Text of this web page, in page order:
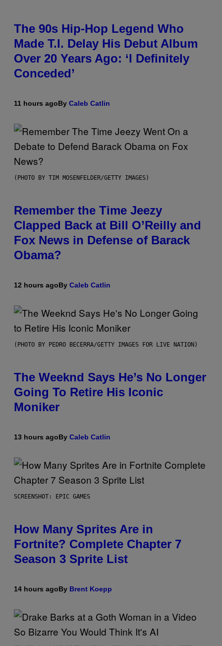
The 90s Hip-Hop Legend Who
Made T.I. Delay His Debut Album
Over 20 Years Ago: ‘I Definitely
Conceded’
11 hours agoBy Caleb Catlin
(PHOTO BY TIM MOSENFELDER/GETTY IMAGES)
Remember the Time Jeezy
Clapped Back at Bill O’Reilly and
Fox News in Defense of Barack
Obama?
12 hours agoBy Caleb Catlin
(PHOTO BY PEDRO BECERRA/GETTY IMAGES FOR LIVE NATION)
The Weeknd Says He’s No Longer
Going To Retire His Iconic
Moniker
13 hours agoBy Caleb Catlin
SCREENSHOT: EPIC GAMES
How Many Sprites Are in
Fortnite? Complete Chapter 7
Season 3 Sprite List
14 hours agoBy Brent Koepp